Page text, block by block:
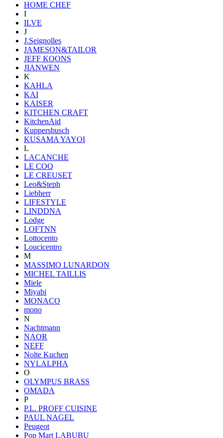
HOME CHEF
I
ILVE
J
J.Seignolles
JAMESON&TAILOR
JEFF KOONS
JIANWEN
K
KAHLA
KAI
KAISER
KITCHEN CRAFT
KitchenAid
Kuppersbusch
KUSAMA YAYOI
L
LACANCHE
LE COQ
LE CREUSET
Leo&Steph
Liebherr
LIFESTYLE
LINDDNA
Lodge
LOFTNN
Lottocento
Loucicentro
M
MASSIMO LUNARDON
MICHEL TAILLIS
Miele
Miyabi
MONACO
mono
N
Nachtmann
NAOR
NEFF
Nolte Kuchen
NYLALPHA
O
OLYMPUS BRASS
OMADA
P
P.L. PROFF CUISINE
PAUL NAGEL
Peugeot
Pop Mart LABUBU